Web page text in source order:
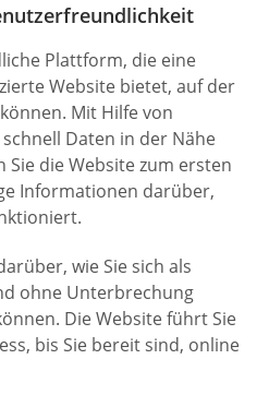
Plattform, die eine
Website bietet, auf der
Mit Hilfe von
Daten in der Nähe
Sie die Website zum ersten
Informationen darüber,
wie Sie sich als
ohne Unterbrechung
Die Website führt Sie
bis Sie bereit sind, online